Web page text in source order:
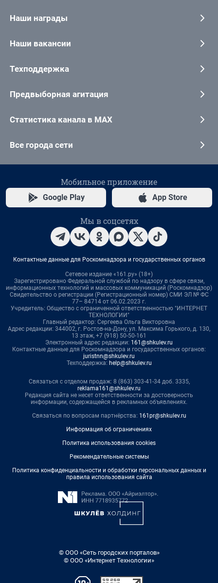
Наши награды
Наши вакансии
Техподдержка
Предвыборная агитация
Статистика канала в MAX
Все города сети
Мобильное приложение
Google Play App Store
Мы в соцсетях
Контактные данные для Роскомнадзора и государственных органов
Сетевое издание «161.ру» (18+)
Зарегистрировано Федеральной службой по надзору в сфере связи,
информационных технологий и массовых коммуникаций (Роскомнадзор)
Свидетельство о регистрации (Регистрационный номер) СМИ ЭЛ № ФС
77– 84714 от 06.02.2023 г.
Учредитель: Общество с ограниченной ответственностью "ИНТЕРНЕТ
ТЕХНОЛОГИИ"
Главный редактор: Сергеева Ольга Викторовна
Адрес редакции: 344002, г. Ростов-на-Дону, ул. Максима Горького, д. 130,
13 этаж, +7 (918) 50-50-161
Электронный адрес редакции: 161@shkulev.ru
Контактные данные для Роскомнадзора и государственных органов:
juristnn@shkulev.ru
Техподдержка: help@shkulev.ru
Связаться с отделом продаж: 8 (863) 303-41-34 доб. 3335,
reklama161@shkulev.ru
Редакция сайта не несет ответственности за достоверность
информации, содержащейся в рекламных объявлениях.
Связаться по вопросам партнёрства: 161pr@shkulev.ru
Информация об ограничениях
Политика использования cookies
Рекомендательные системы
Политика конфиденциальности и обработки персональных данных и
правила использования сайта
© ООО «Сеть городских порталов»
© ООО «Интернет Технологии»